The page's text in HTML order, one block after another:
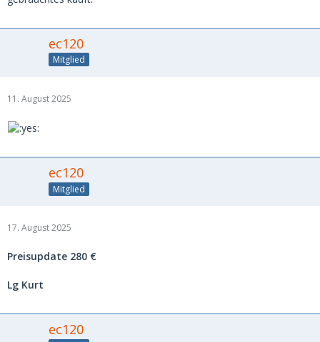
ec120
Mitglied
11. August 2025
ec120
Mitglied
17. August 2025
Preisupdate 280 €
Lg Kurt
ec120